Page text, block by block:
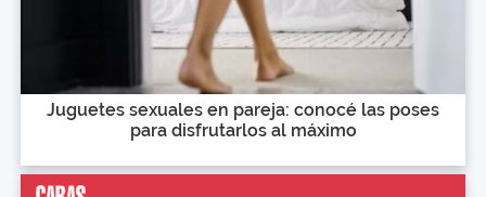
Juguetes sexuales en pareja: conocé las poses
para disfrutarlos al máximo